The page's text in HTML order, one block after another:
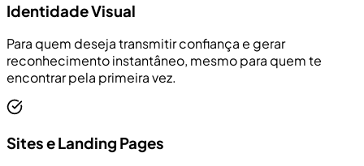
Identidade Visual
Para quem deseja transmitir confiança e gerar
reconhecimento instantâneo, mesmo para quem te
encontrar pela primeira vez.
Sites e Landing Pages